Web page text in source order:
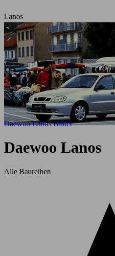
Lanos
Daewoo Lanos Bilder
Daewoo Lanos
Alle Baureihen